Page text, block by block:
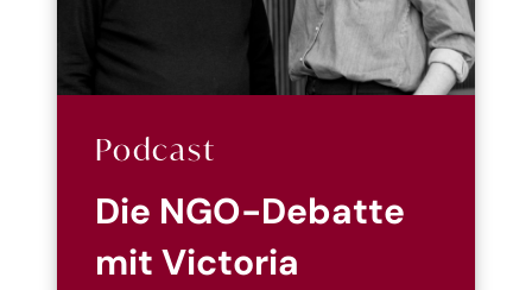
Podcast
Die NGO-Debatte
mit Victoria